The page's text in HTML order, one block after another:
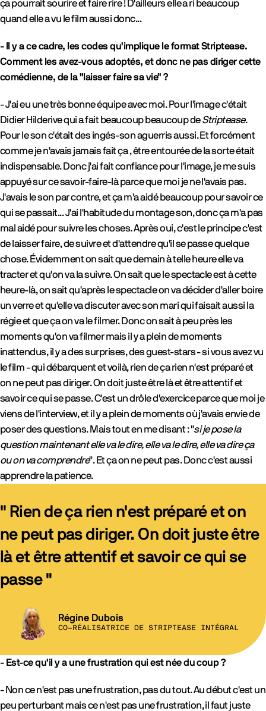
ça pourrait sourire et faire rire ! D'ailleurs elle a ri beaucoup
quand elle a vu le film aussi donc...
- Il y a ce cadre, les codes qu'implique le format Striptease.
Comment les avez-vous adoptés, et donc ne pas diriger cette
comédienne, de la "laisser faire sa vie" ?
- J'ai eu une très bonne équipe avec moi. Pour l'image c'était
Didier Hilderive qui a fait beaucoup beaucoup deStriptease.
Pour le son c'était des ingés-son aguerris aussi. Et forcément
comme je n'avais jamais fait ça , être entourée de la sorte était
indispensable. Donc j'ai fait confiance pour l'image, je me suis
appuyé sur ce savoir-faire-là parce que moi je ne l'avais pas.
J'avais le son par contre, et ça m'a aidé beaucoup pour savoir ce
qui se passait... J'ai l'habitude du montage son, donc ça m'a pas
mal aidé pour suivre les choses. Après oui, c'est le principe c'est
de laisser faire, de suivre et d'attendre qu'il se passe quelque
chose. Évidemment on sait que demain à telle heure elle va
tracter et qu'on va la suivre. On sait que le spectacle est à cette
heure-là, on sait qu'après le spectacle on va décider d'aller boire
un verre et qu'elle va discuter avec son mari qui faisait aussi la
régie et que ça on va le filmer. Donc on sait à peu près les
moments qu'on va filmer mais il y a plein de moments
inattendus, il y a des surprises, des guest-stars - si vous avez vu
le film - qui débarquent et voilà, rien de ça rien n'est préparé et
on ne peut pas diriger. On doit juste être là et être attentif et
savoir ce qui se passe. C'est un drôle d'exercice parce que moi je
viens de l'interview, et il y a plein de moments où j'avais envie de
poser des questions. Mais tout en me disant : "si je pose la
question maintenant elle va le dire, elle va le dire, elle va dire ça
ou on va comprendre". Et ça on ne peut pas. Donc c'est aussi
apprendre la patience.
" Rien de ça rien n'est préparé et on
ne peut pas diriger. On doit juste être
là et être attentif et savoir ce qui se
passe "
Régine Dubois
CO-RÉALISATRICE DE STRIPTEASE INTÉGRAL
- Est-ce qu'il y a une frustration qui est née du coup ?
- Non ce n'est pas une frustration, pas du tout. Au début c'est un
peu perturbant mais ce n'est pas une frustration, il faut juste